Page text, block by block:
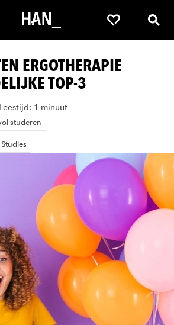
openen Favorieten
ERGOTHERAPIE
TOP-3
Leestijd: 1 minuut
studeren